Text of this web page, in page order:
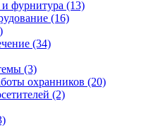
фурнитура (13)
(16)
(34)
(3)
охранников (20)
(2)